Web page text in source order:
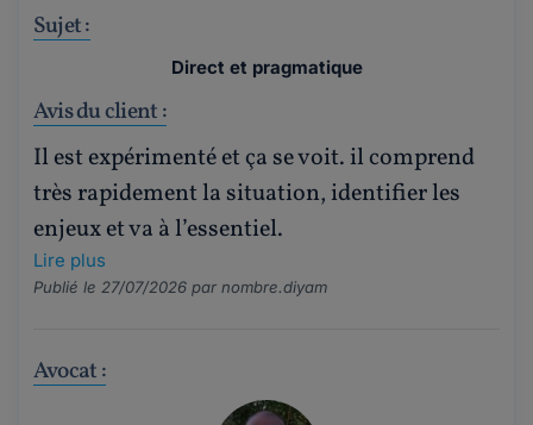
Sujet :
Direct et pragmatique
Avis du client :
Il est expérimenté et ça se voit. il comprend
très rapidement la situation, identifier les
enjeux et va à l’essentiel.
Lire plus
Publié le 27/07/2026 par nombre.diyam
Avocat :